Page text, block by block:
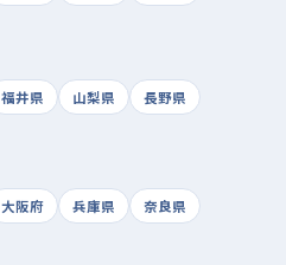
福井県 山梨県
長野県
大阪府 兵庫県
奈良県